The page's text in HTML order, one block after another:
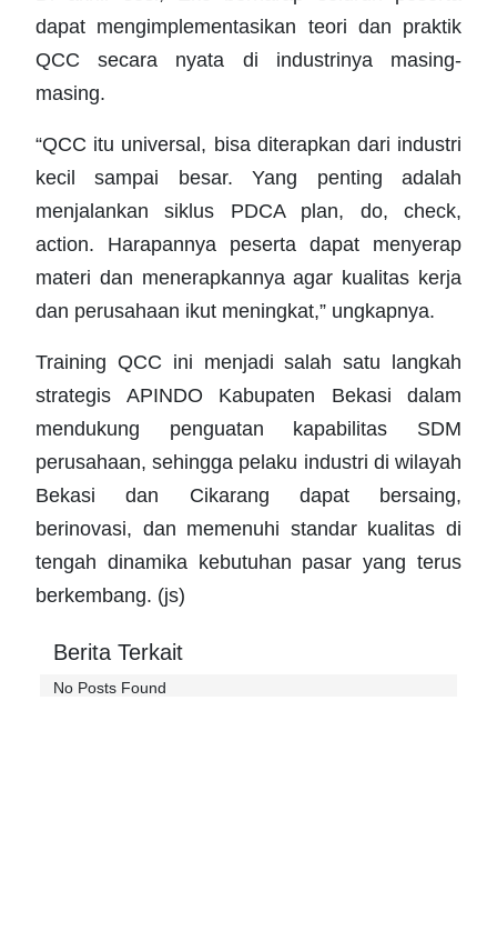
dapat mengimplementasikan teori dan praktik
QCC secara nyata di industrinya masing-
masing.
“QCC itu universal, bisa diterapkan dari industri
kecil sampai besar. Yang penting adalah
menjalankan siklus PDCA plan, do, check,
action. Harapannya peserta dapat menyerap
materi dan menerapkannya agar kualitas kerja
dan perusahaan ikut meningkat,” ungkapnya.
Training QCC ini menjadi salah satu langkah
strategis APINDO Kabupaten Bekasi dalam
mendukung penguatan kapabilitas SDM
perusahaan, sehingga pelaku industri di wilayah
Bekasi dan Cikarang dapat bersaing,
berinovasi, dan memenuhi standar kualitas di
tengah dinamika kebutuhan pasar yang terus
berkembang. (js)
Berita Terkait
No Posts Found